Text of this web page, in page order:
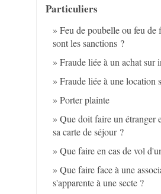
Particuliers
Feu de poubelle ou feu de
sont les sanctions ?
Fraude liée à un achat sur
Fraude liée à une location
Porter plainte
Que doit faire un étranger
sa carte de séjour ?
Que faire en cas de vol
Que faire face à une
s'apparente à une secte ?